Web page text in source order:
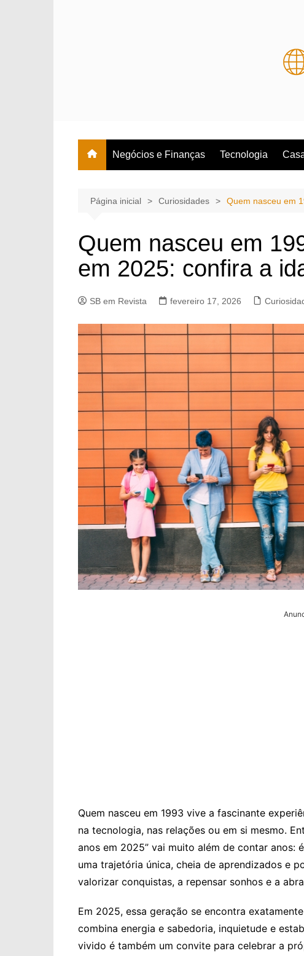
Negócios e Finanças Tecnologia
Página inicial Curiosidades Quem nasceu em
Quem nasceu em
em 2025: confira a
SB em Revista fevereiro 17, 2026
Quem nasceu em 1993 vive a fascinante
na tecnologia, nas relações ou em si mesmo.
anos em 2025” vai muito além de contar
uma trajetória única, cheia de aprendizados e
valorizar conquistas, a repensar sonhos e a
Em 2025, essa geração se encontra
combina energia e sabedoria, inquietude e
vivido é também um convite para celebrar a